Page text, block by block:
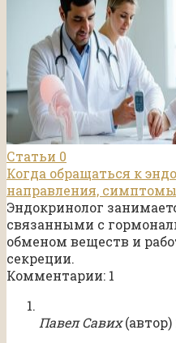
Статьи 0
Когда обращаться к
направления,
Эндокринолог
связанными с
обменом веществ и
секреции.
Комментарии: 1
Павел Савих (автор)